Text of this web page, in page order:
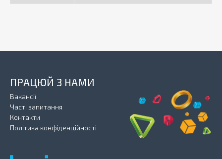
ПРАЦЮЙ З НАМИ
Вакансії
Часті запитання
Контакти
Політика конфіденційності